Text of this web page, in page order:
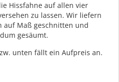
Hissfahne auf allen vier
zu lassen. Wir liefern
auf Maß geschnitten und
gesäumt.
unten fällt ein Aufpreis an.